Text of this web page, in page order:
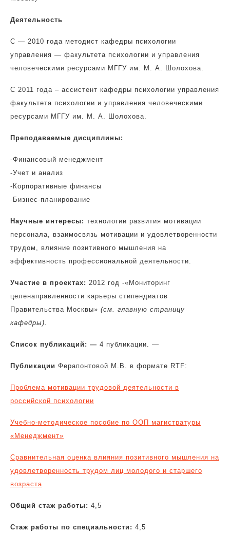
Деятельность
С — 2010 года методист кафедры психологии
управления — факультета психологии и управления
человеческими ресурсами МГГУ им. М. А. Шолохова.
С 2011 года – ассистент кафедры психологии управления
факультета психологии и управления человеческими
ресурсами МГГУ им. М. А. Шолохова.
Преподаваемые дисциплины:
-Финансовый менеджмент
-Учет и анализ
-Корпоративные финансы
-Бизнес-планирование
Научные интересы: технологии развития мотивации
персонала, взаимосвязь мотивации и удовлетворенности
трудом, влияние позитивного мышления на
эффективность профессиональной деятельности.
Участие в проектах: 2012 год -«Мониторинг
целенаправленности карьеры стипендиатов
Правительства Москвы» (см. главную страницу
кафедры).
Список публикаций: — 4 публикации. —
Публикации Ферапонтовой М.В. в формате RTF:
Проблема мотивации трудовой деятельности в
российской психологии
Учебно-методическое пособие по ООП магистратуры
«Менеджмент»
Сравнительная оценка влияния позитивного мышления на
удовлетворенность трудом лиц молодого и старшего
возраста
Общий стаж работы: 4,5
Стаж работы по специальности: 4,5